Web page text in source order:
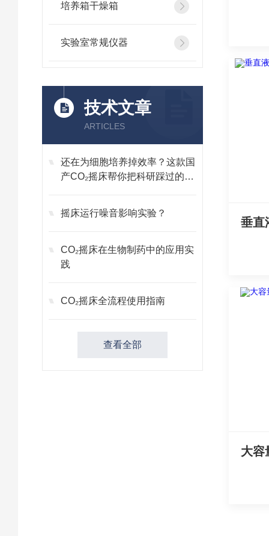
培养箱干燥箱
实验室常规仪器
技术文章
ARTICLES
还在为细胞培养掉效率？这款国
产CO₂摇床帮你把科研踩过的坑
摇床运行噪音影响实验？
CO₂摇床在生物制药中的应用实
践
CO₂摇床全流程使用指南
查看全部